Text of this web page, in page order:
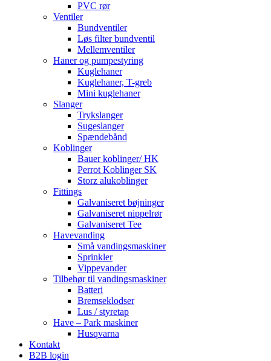
PVC rør
Ventiler
Bundventiler
Løs filter bundventil
Mellemventiler
Haner og pumpestyring
Kuglehaner
Kuglehaner, T-greb
Mini kuglehaner
Slanger
Trykslanger
Sugeslanger
Spændebånd
Koblinger
Bauer koblinger/ HK
Perrot Koblinger SK
Storz alukoblinger
Fittings
Galvaniseret bøjninger
Galvaniseret nippelrør
Galvaniseret Tee
Havevanding
Små vandingsmaskiner
Sprinkler
Vippevander
Tilbehør til vandingsmaskiner
Batteri
Bremseklodser
Lus / styretap
Have – Park maskiner
Husqvarna
Kontakt
B2B login